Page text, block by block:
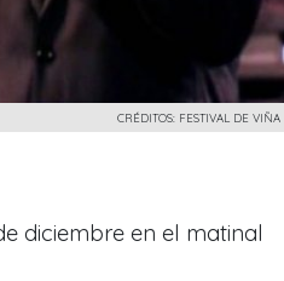
CRÉDITOS: FESTIVAL DE VIÑA
diciembre en el matinal